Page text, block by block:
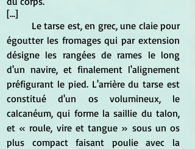
[...]
égoutter les fromages qui par extension
désigne les rangées de rames le long
d'un navire, et finalement l'alignement
préfigurant le pied. L'arrière du tarse est
constitué d'un os volumineux, le
calcanéum, qui forme la saillie du talon,
et « roule, vire et tangue » sous un os
plus compact faisant poulie avec la